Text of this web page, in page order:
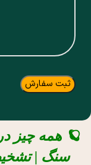
ثبت سفارش
🪐 همه چیز
سنگ |